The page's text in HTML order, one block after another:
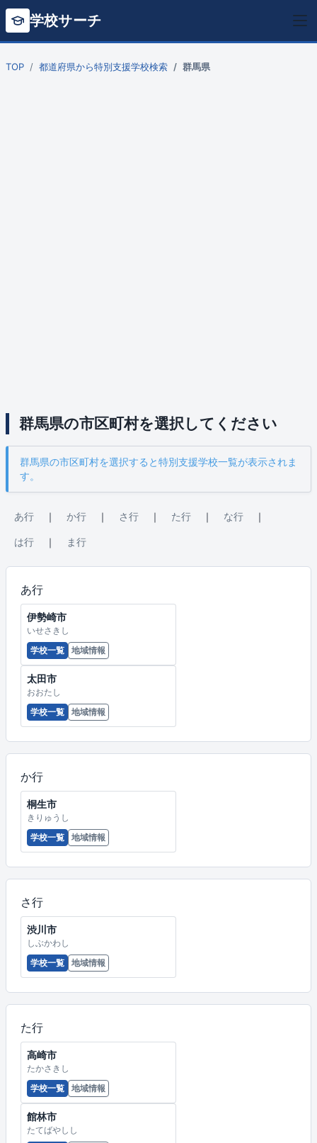
学校サーチ
TOP 都道府県から特別支援学校検索 群馬県
群馬県の市区町村を選択してください
群馬県の市区町村を選択すると特別支援学校一覧が表示されま
す。
あ行 ｜ か行 ｜ さ行 ｜ た行 ｜ な行 ｜
は行 ｜ ま行
あ行
伊勢崎市
いせさきし
学校一覧
地域情報
太田市
おおたし
学校一覧
地域情報
か行
桐生市
きりゅうし
学校一覧
地域情報
さ行
渋川市
しぶかわし
学校一覧
地域情報
た行
高崎市
たかさきし
学校一覧
地域情報
館林市
たてばやしし